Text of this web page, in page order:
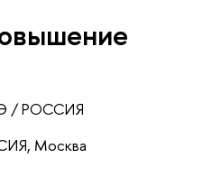
/ РОССИЯ
Москва